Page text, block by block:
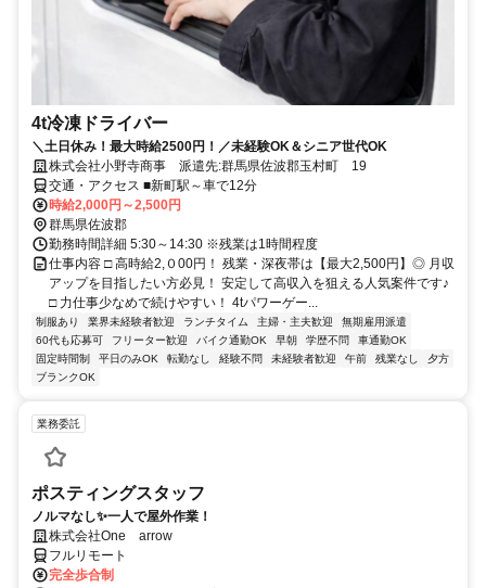
4t冷凍ドライバー
＼土日休み！最大時給2500円！／未経験OK＆シニア世代OK
株式会社小野寺商事 派遣先:群馬県佐波郡玉村町 19
交通・アクセス ■新町駅～車で12分
時給2,000円～2,500円
群馬県佐波郡
勤務時間詳細 5:30～14:30 ※残業は1時間程度
仕事内容 □ 高時給2,０00円！ 残業・深夜帯は【最大2,500円】◎ 月収
アップを目指したい方必見！ 安定して高収入を狙える人気案件です♪
□ 力仕事少なめで続けやすい！ 4tパワーゲー...
制服あり 業界未経験者歓迎 ランチタイム 主婦・主夫歓迎
無期雇用派遣
60代も応募可
フリーター歓迎 バイク通勤OK 早朝 学歴不問
車通勤OK
固定時間制
平日のみOK 転勤なし 経験不問 未経験者歓迎 午前 残業なし
夕方
ブランクOK
業務委託
ポスティングスタッフ
ノルマなし✨一人で屋外作業！
株式会社One arrow
フルリモート
完全歩合制